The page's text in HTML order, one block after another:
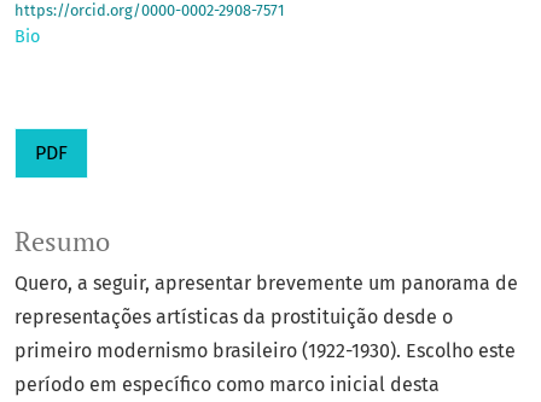
https://orcid.org/0000-0002-2908-7571
Bio
PDF
Resumo
Quero, a seguir, apresentar brevemente um panorama de
representações artísticas da prostituição desde o
primeiro modernismo brasileiro (1922-1930). Escolho este
período em específico como marco inicial desta